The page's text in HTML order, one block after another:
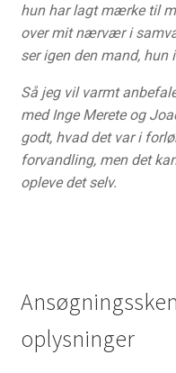
hun har lagt mærke til
over mit nærvær i
ser igen den mand, hun
Så jeg vil varmt
med Inge Merete og
godt, hvad det var i
forvandling, men det
opleve det selv.
oplysninger